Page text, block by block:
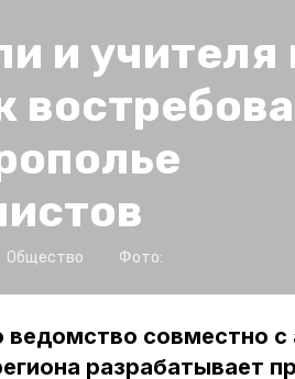
и учителя
Общество Фото:
ведомство совместно
разрабатывает